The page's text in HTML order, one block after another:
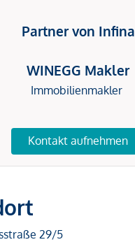
Partner von Infina
WINEGG Makler
Immobilienmakler
Kontakt aufnehmen
29/5